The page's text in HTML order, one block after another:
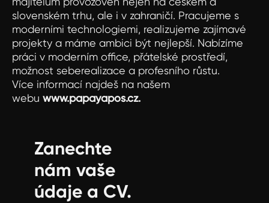
slovenském trhu, ale i v zahraničí. Pracujeme s
moderními technologiemi, realizujeme zajímavé
projekty a máme ambici být nejlepší. Nabízíme
práci v moderním office, přátelské prostředí,
možnost seberealizace a profesního růstu.
Více informací najdeš na našem
webu www.papayapos.cz.
Zanechte
nám vaše
údaje a CV.